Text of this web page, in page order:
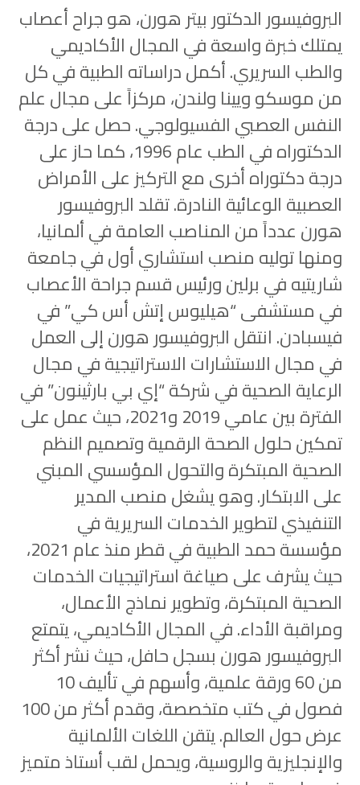
البروفيسور الدكتور بيتر هورن، هو جراح أعصاب
يمتلك خبرة واسعة في المجال الأكاديمي
والطب السريري. أكمل دراساته الطبية في كل
من موسكو ويينا ولندن، مركزاً على مجال علم
النفس العصبي الفسيولوجي. حصل على درجة
الدكتوراه في الطب عام 1996، كما حاز على
درجة دكتوراه أخرى مع التركيز على الأمراض
العصبية الوعائية النادرة. تقلد البروفيسور
هورن عدداً من المناصب العامة في ألمانيا،
ومنها توليه منصب استشاري أول في جامعة
شاريتيه في برلين ورئيس قسم جراحة الأعصاب
في مستشفى “هيليوس إتش أس كي” في
فيسبادن. انتقل البروفيسور هورن إلى العمل
في مجال الاستشارات الاستراتيجية في مجال
الرعاية الصحية في شركة “إي بي بارثينون” في
الفترة بين عامي 2019 و2021، حيث عمل على
تمكين حلول الصحة الرقمية وتصميم النظم
الصحية المبتكرة والتحول المؤسسي المبني
على الابتكار. وهو يشغل منصب المدير
التنفيذي لتطوير الخدمات السريرية في
مؤسسة حمد الطبية في قطر منذ عام 2021،
حيث يشرف على صياغة استراتيجيات الخدمات
الصحية المبتكرة، وتطوير نماذج الأعمال،
ومراقبة الأداء. في المجال الأكاديمي، يتمتع
البروفيسور هورن بسجل حافل، حيث نشر أكثر
من 60 ورقة علمية، وأسهم في تأليف 10
فصول في كتب متخصصة، وقدم أكثر من 100
عرض حول العالم. يتقن اللغات الألمانية
والإنجليزية والروسية، ويحمل لقب أستاذ متميز